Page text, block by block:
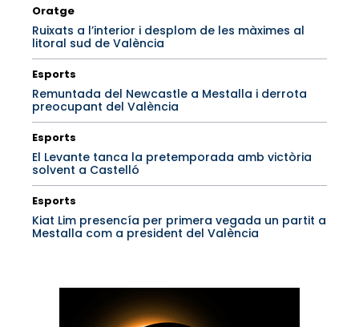
Oratge
Ruixats a l’interior i desplom de les màximes al
litoral sud de València
Esports
Remuntada del Newcastle a Mestalla i derrota
preocupant del València
Esports
El Levante tanca la pretemporada amb victòria
solvent a Castelló
Esports
Kiat Lim presencía per primera vegada un partit a
Mestalla com a president del València